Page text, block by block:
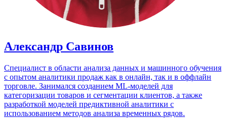
Александр Савинов
Специалист в области анализа данных и машинного обучения
с опытом аналитики продаж как в онлайн, так и в оффлайн
торговле. Занимался созданием ML-моделей для
категоризации товаров и сегментации клиентов, а также
разработкой моделей предиктивной аналитики с
использованием методов анализа временных рядов.